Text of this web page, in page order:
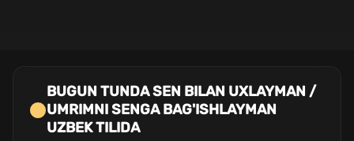
BUGUN TUNDA SEN BILAN UXLAYMAN /
UMRIMNI SENGA BAG'ISHLAYMAN
UZBEK TILIDA